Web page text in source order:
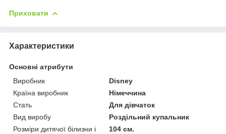
Приховати
Характеристики
Основні атрибути
Виробник
Disney
Країна виробник
Німеччина
Стать
Для дівчаток
Вид виробу
Роздільний купальник
Розміри дитячої білизни і
104 см.